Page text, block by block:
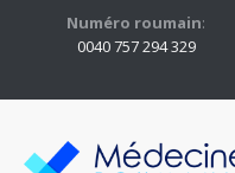
Numéro roumain:
0040 757 294 329